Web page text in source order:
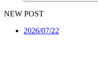
NEW POST
2026/07/22